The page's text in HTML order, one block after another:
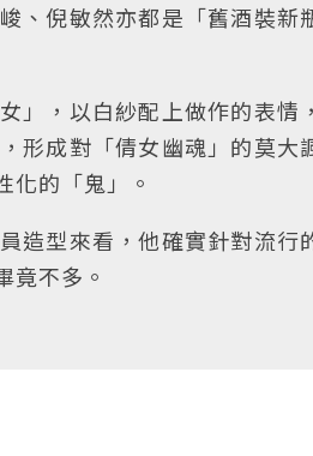
、倪敏然亦都是「舊酒裝新
」，以白紗配上做作的表情
形成對「倩女幽魂」的莫大
化的「鬼」。
造型來看，他確實針對流行
竟不多。